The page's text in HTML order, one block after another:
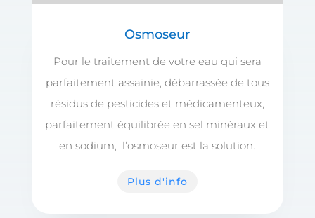
Osmoseur
Pour le traitement de votre eau qui sera
parfaitement assainie, débarrassée de tous
résidus de pesticides et médicamenteux,
parfaitement équilibrée en sel minéraux et
en sodium, l’osmoseur est la solution.
Plus d'info